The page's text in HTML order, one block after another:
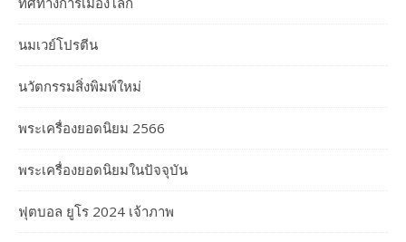
นมเวย์โปรตีน
นวัตกรรมสิ่งพิมพ์ใหม่
พระเครื่องยอดนิยม 2566
พระเครื่องยอดนิยมในปัจจุบัน
ฟุตบอล ยูโร 2024 เจ้าภาพ